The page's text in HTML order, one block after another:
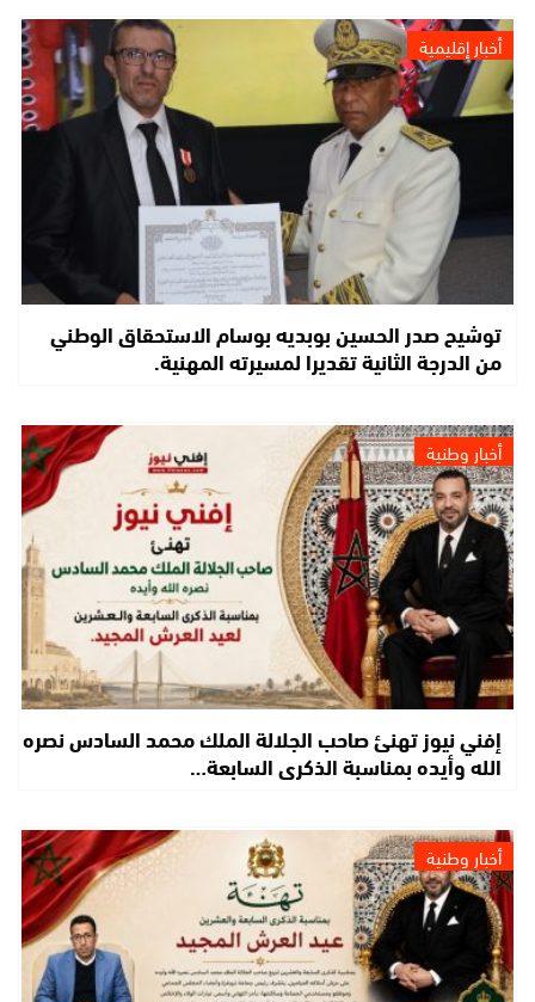
أخبار إقليمية
توشيح صدر الحسين بوبديه بوسام الاستحقاق الوطني
من الدرجة الثانية تقديرا لمسيرته المهنية.
أخبار وطنية
إفني نيوز تهنئ صاحب الجلالة الملك محمد السادس نصره
الله وأيده بمناسبة الذكرى السابعة…
أخبار وطنية